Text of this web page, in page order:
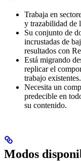
Trabaja en
y trazabilidad de
Su conjunto de
incrustadas de
resultados con
Está migrando
replicar el
trabajo existentes.
Necesita un
predecible en
su contenido.
Modos